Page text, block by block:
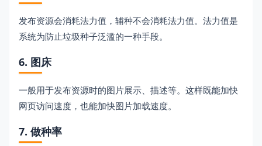
发布资源会消耗法力值，辅种不会消耗法力值。法力值是
系统为防止垃圾种子泛滥的一种手段。
6. 图床
一般用于发布资源时的图片展示、描述等。这样既能加快
网页访问速度，也能加快图片加载速度。
7. 做种率